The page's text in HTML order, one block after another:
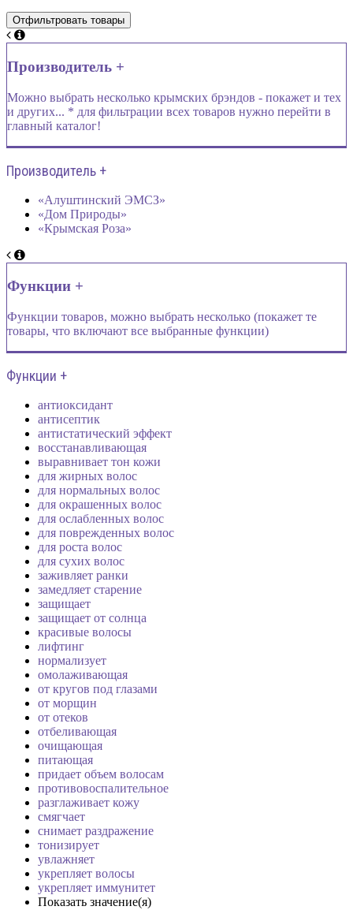
Производитель +
Можно выбрать несколько крымских брэндов - покажет и тех
и других... * для фильтрации всех товаров нужно перейти в
главный каталог!
Производитель +
«Алуштинский ЭМСЗ»
«Дом Природы»
«Крымская Роза»
Функции +
Функции товаров, можно выбрать несколько (покажет те
товары, что включают все выбранные функции)
Функции +
антиоксидант
антисептик
антистатический эффект
восстанавливающая
выравнивает тон кожи
для жирных волос
для нормальных волос
для окрашенных волос
для ослабленных волос
для поврежденных волос
для роста волос
для сухих волос
заживляет ранки
замедляет старение
защищает
защищает от солнца
красивые волосы
лифтинг
нормализует
омолаживающая
от кругов под глазами
от морщин
от отеков
отбеливающая
очищающая
питающая
придает объем волосам
противовоспалительное
разглаживает кожу
смягчает
снимает раздражение
тонизирует
увлажняет
укрепляет волосы
укрепляет иммунитет
Показать значение(я)